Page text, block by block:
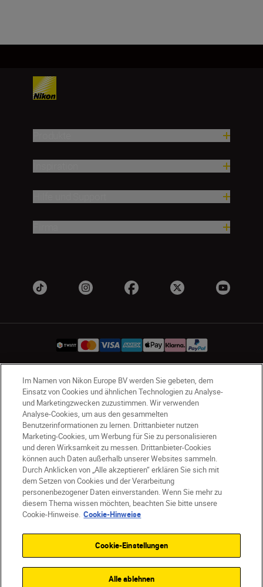
CH Nikon Sites
Kontaktieren Sie uns
Datenschutzhinweis
Nutzungsbedingungen
Geschäftsbedingungen des Nikon Stores
Cookie-Hinweise
Barrierefreiheit
Cookie-Einstellungen
© 2026 Nikon
Im Namen von Nikon Europe BV werden Sie gebeten, dem
Einsatz von Cookies und ähnlichen Technologien zu Analyse-
und Marketingzwecken zuzustimmen. Wir verwenden
Analyse-Cookies, um aus den gesammelten
Benutzerinformationen zu lernen. Drittanbieter nutzen
Marketing-Cookies, um Werbung für Sie zu personalisieren
und deren Wirksamkeit zu messen. Drittanbieter-Cookies
können auch Daten außerhalb unserer Websites sammeln.
Durch Anklicken von „Alle akzeptieren“ erklären Sie sich mit
dem Setzen von Cookies und der Verarbeitung
personenbezogener Daten einverstanden. Wenn Sie mehr zu
diesem Thema wissen möchten, beachten Sie bitte unsere
Cookie-Hinweise. Cookie-Hinweise
Cookie-Einstellungen
Alle ablehnen